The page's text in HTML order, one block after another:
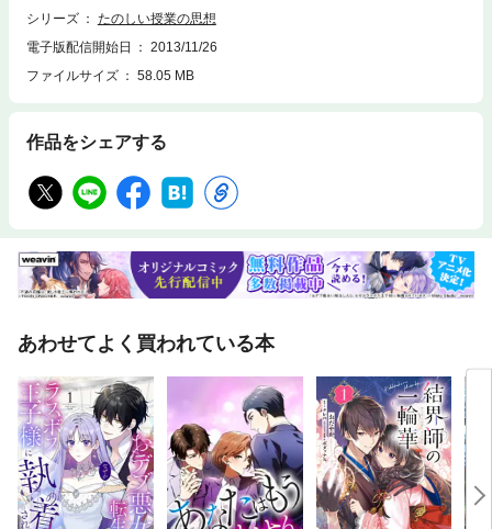
シリーズ
たのしい授業の思想
電子版配信開始日
2013/11/26
ファイルサイズ
58.05 MB
作品をシェアする
あわせてよく買われている本